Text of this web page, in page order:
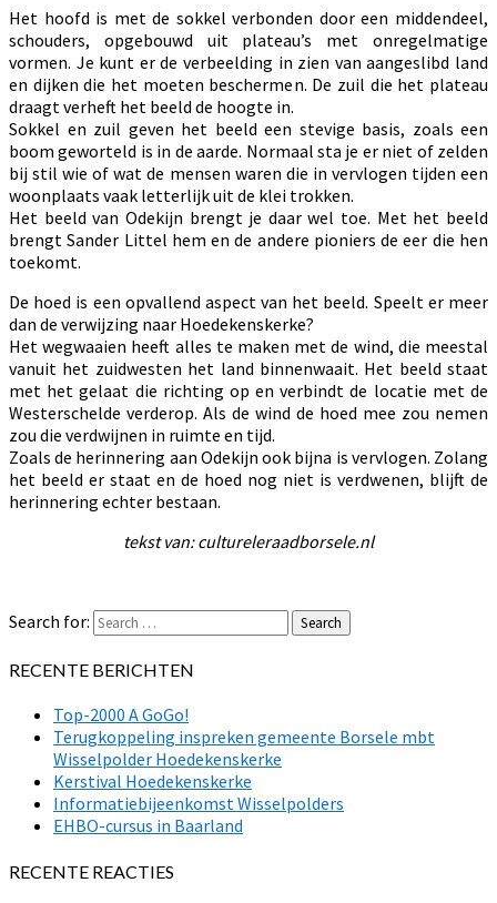
Het hoofd is met de sokkel verbonden door een middendeel,
schouders, opgebouwd uit plateau’s met onregelmatige
vormen. Je kunt er de verbeelding in zien van aangeslibd land
en dijken die het moeten beschermen. De zuil die het plateau
draagt verheft het beeld de hoogte in.
Sokkel en zuil geven het beeld een stevige basis, zoals een
boom geworteld is in de aarde. Normaal sta je er niet of zelden
bij stil wie of wat de mensen waren die in vervlogen tijden een
woonplaats vaak letterlijk uit de klei trokken.
Het beeld van Odekijn brengt je daar wel toe. Met het beeld
brengt Sander Littel hem en de andere pioniers de eer die hen
toekomt.
De hoed is een opvallend aspect van het beeld. Speelt er meer
dan de verwijzing naar Hoedekenskerke?
Het wegwaaien heeft alles te maken met de wind, die meestal
vanuit het zuidwesten het land binnenwaait. Het beeld staat
met het gelaat die richting op en verbindt de locatie met de
Westerschelde verderop. Als de wind de hoed mee zou nemen
zou die verdwijnen in ruimte en tijd.
Zoals de herinnering aan Odekijn ook bijna is vervlogen. Zolang
het beeld er staat en de hoed nog niet is verdwenen, blijft de
herinnering echter bestaan.
tekst van: cultureleraadborsele.nl
Search for: Search
RECENTE BERICHTEN
Top-2000 A GoGo!
Terugkoppeling inspreken gemeente Borsele mbt
Wisselpolder Hoedekenskerke
Kerstival Hoedekenskerke
Informatiebijeenkomst Wisselpolders
EHBO-cursus in Baarland
RECENTE REACTIES